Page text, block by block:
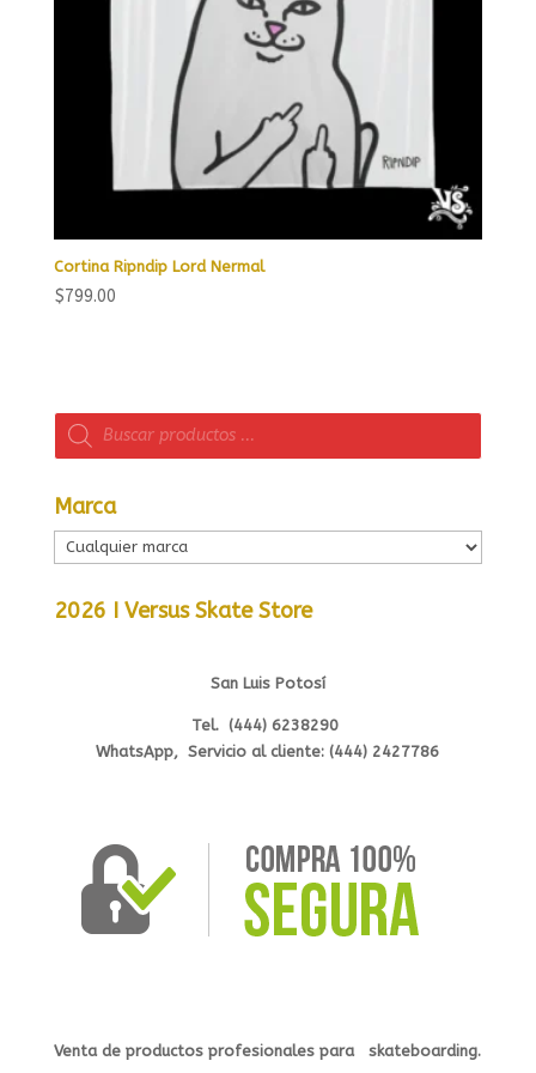
Cortina Ripndip Lord Nermal
$799.00
Búsqueda
de
productos
Marca
2026 I Versus Skate Store
San Luis Potosí
Tel. (444) 6238290
WhatsApp, Servicio al cliente: (444) 2427786
Venta de productos profesionalespara skateboarding.